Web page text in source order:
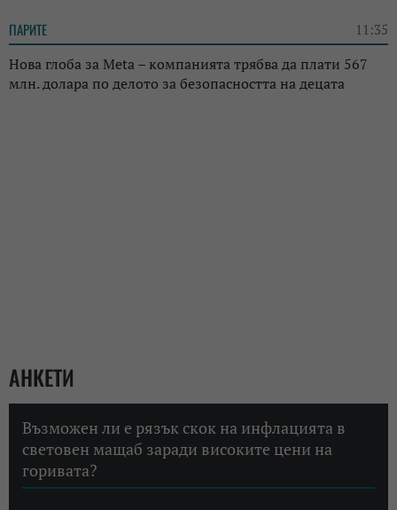
ПАРИТЕ 11:35
Нова глоба за Meta – компанията трябва да плати 567
млн. долара по делото за безопасността на децата
АНКЕТИ
Възможен ли е рязък скок на инфлацията в
световен мащаб заради високите цени на
горивата?